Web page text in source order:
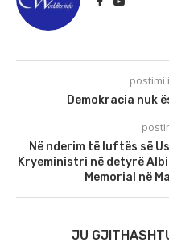
postimi
Demokracia nuk
Në nderim të luftës së
Kryeministri në detyrë
Memorial në
JU